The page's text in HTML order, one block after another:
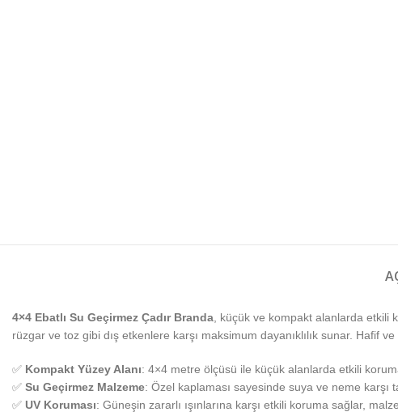
4×4 Ebatlı Su Geçirmez Çadır Branda , küçük ve kompakt alanlarda etkili
rüzgar ve toz gibi dış etkenlere karşı maksimum dayanıklılık sunar. Hafif
✅ Kompakt Yüzey Alanı: 4×4 metre ölçüsü ile küçük alanlarda etkili
✅ Su Geçirmez Malzeme: Özel kaplaması sayesinde suya ve neme karşı
✅ UV Koruması: Güneşin zararlı ışınlarına karşı etkili koruma sağlar,